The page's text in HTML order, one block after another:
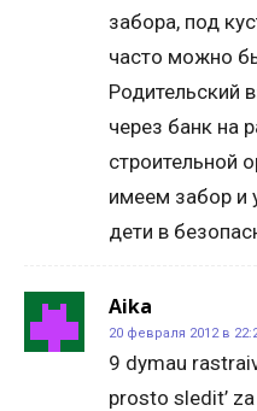
забора, под
часто можно
Родительский
через банк на
строительной
имеем забор и
дети в
Aika
20 февраля 2012 в
9 dymau
prosto sledit’